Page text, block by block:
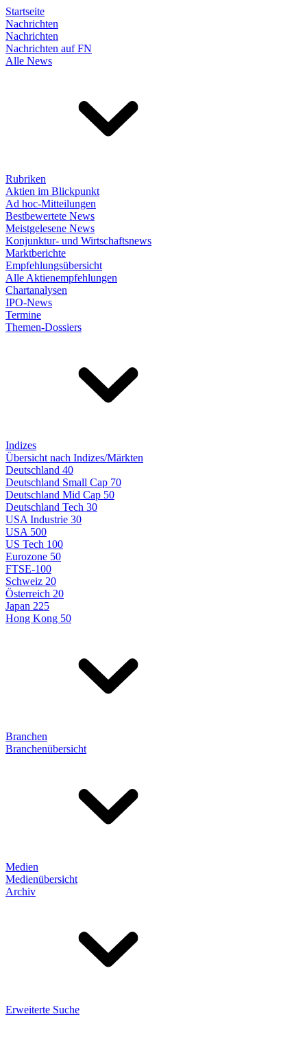
Startseite
Nachrichten
Nachrichten
Nachrichten auf FN
Alle News
Rubriken
Aktien im Blickpunkt
Ad hoc-Mitteilungen
Bestbewertete News
Meistgelesene News
Konjunktur- und Wirtschaftsnews
Marktberichte
Empfehlungsübersicht
Alle Aktienempfehlungen
Chartanalysen
IPO-News
Termine
Themen-Dossiers
Indizes
Übersicht nach Indizes/Märkten
Deutschland 40
Deutschland Small Cap 70
Deutschland Mid Cap 50
Deutschland Tech 30
USA Industrie 30
USA 500
US Tech 100
Eurozone 50
FTSE-100
Schweiz 20
Österreich 20
Japan 225
Hong Kong 50
Branchen
Branchenübersicht
Medien
Medienübersicht
Archiv
Erweiterte Suche